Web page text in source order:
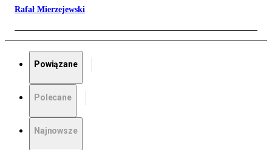
Rafał Mierzejewski
Powiązane
Polecane
Najnowsze